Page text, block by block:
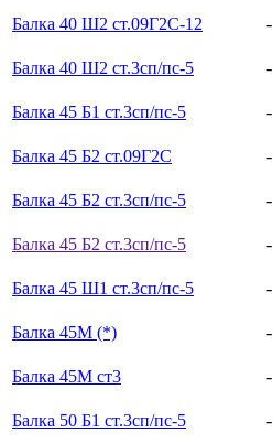
Балка 40 Ш2 ст.09Г2С-12 -
Балка 40 Ш2 ст.3сп/пс-5 -
Балка 45 Б1 ст.3сп/пс-5 -
Балка 45 Б2 ст.09Г2С -
Балка 45 Б2 ст.3сп/пс-5 -
Балка 45 Б2 ст.3сп/пс-5 -
Балка 45 Ш1 ст.3сп/пс-5 -
Балка 45М (*) -
Балка 45М ст3 -
Балка 50 Б1 ст.3сп/пс-5 -